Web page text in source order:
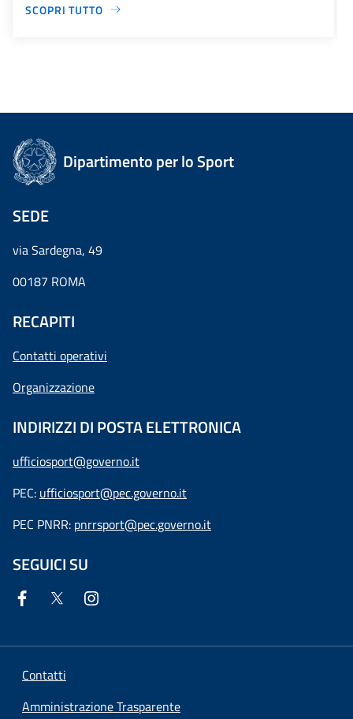
SCOPRI TUTTO
Dipartimento per lo Sport
SEDE
via Sardegna, 49
00187 ROMA
RECAPITI
Contatti operativi
Organizzazione
INDIRIZZI DI POSTA ELETTRONICA
ufficiosport@governo.it
PEC: ufficiosport@pec.governo.it
PEC PNRR: pnrrsport@pec.governo.it
SEGUICI SU
Contatti
Amministrazione Trasparente